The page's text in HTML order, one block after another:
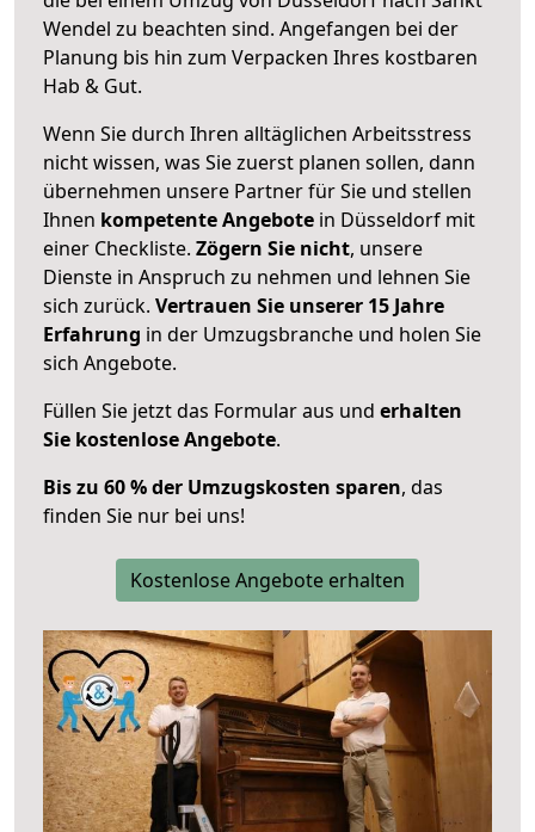
Wendel zu beachten sind. Angefangen bei der
Planung bis hin zum Verpacken Ihres kostbaren
Hab & Gut.
Wenn Sie durch Ihren alltäglichen Arbeitsstress
nicht wissen, was Sie zuerst planen sollen, dann
übernehmen unsere Partner für Sie und stellen
Ihnen kompetente Angebote in Düsseldorf mit
einer Checkliste. Zögern Sie nicht, unsere
Dienste in Anspruch zu nehmen und lehnen Sie
sich zurück. Vertrauen Sie unserer 15 Jahre
Erfahrung in der Umzugsbranche und holen Sie
sich Angebote.
Füllen Sie jetzt das Formular aus und erhalten
Sie kostenlose Angebote.
Bis zu 60 % der Umzugskosten sparen, das
finden Sie nur bei uns!
Kostenlose Angebote erhalten